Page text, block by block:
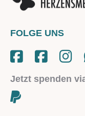
FOLGE UNS
Jetzt spenden